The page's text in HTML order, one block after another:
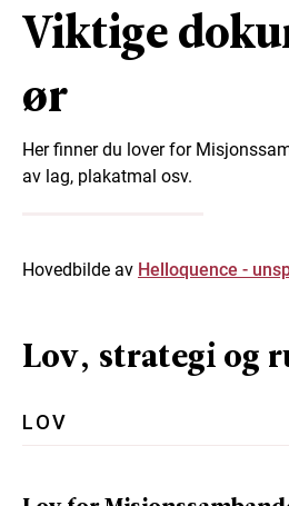
Viktige
ør
Her finner du lover for
av lag, plakatmal osv.
Hovedbilde av Helloquence -
Lov, strategi og
LOV